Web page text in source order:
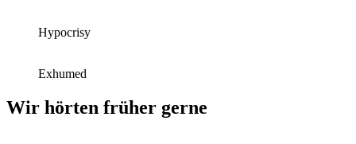
Hypocrisy
Exhumed
Wir hörten früher gerne